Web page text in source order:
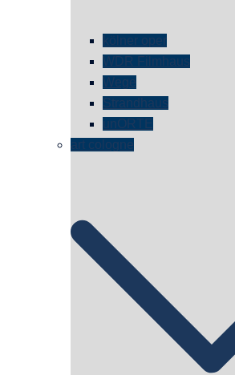
kölner oper
WDR Filmhaus
Wege
Strandhaus
unORTE
art cologne